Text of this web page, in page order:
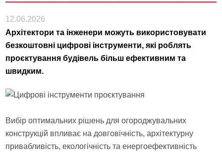
12.06.2026
Архітектори та інженери можуть використовувати
безкоштовні цифрові інструменти, які роблять
проєктування будівель більш ефективним та
швидким.
Вибір оптимальних рішень для огороджувальних
конструкцій впливає на довговічність, архітектурну
привабливість, екологічність та енергоефективність